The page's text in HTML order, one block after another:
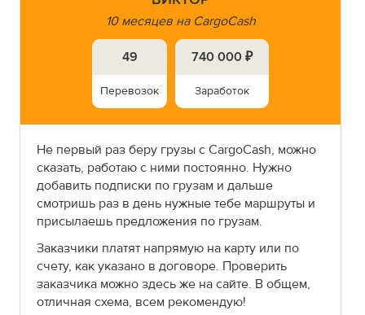
10 месяцев на CargoCash
49
Перевозок
740 000 ₽
Заработок
Не первый раз беру грузы с CargoCash, можно
сказать, работаю с ними постоянно. Нужно
добавить подписки по грузам и дальше
смотришь раз в день нужные тебе маршруты и
присылаешь предложения по грузам.
Заказчики платят напрямую на карту или по
счету, как указано в договоре. Проверить
заказчика можно здесь же на сайте. В общем,
отличная схема, всем рекомендую!